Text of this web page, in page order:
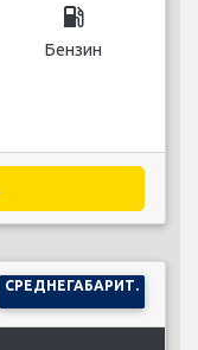
local_gas_station
Бензин
СРЕДНЕГАБАРИТ.